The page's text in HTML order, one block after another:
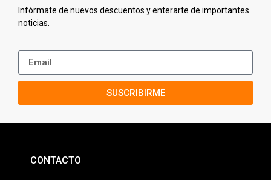
Infórmate de nuevos descuentos y enterarte de importantes
noticias.
SUSCRIBIRME
CONTACTO